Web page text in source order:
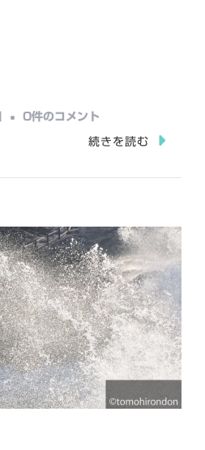
沈
つ
い
て
の
考
察
4）。
へ
0件のコメント
続きを読む